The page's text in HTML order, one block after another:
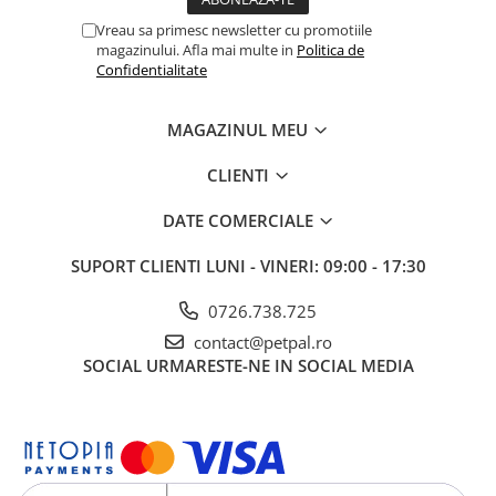
Vreau sa primesc newsletter cu promotiile
magazinului. Afla mai multe in Politica de
Confidentialitate
MAGAZINUL MEU
CLIENTI
DATE COMERCIALE
SUPORT CLIENTI LUNI - VINERI: 09:00 - 17:30
0726.738.725
contact@petpal.ro
SOCIAL URMARESTE-NE IN SOCIAL MEDIA